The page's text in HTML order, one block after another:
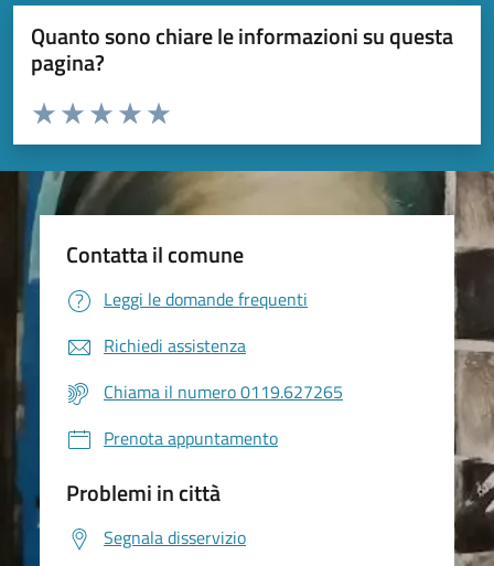
Quanto sono chiare le informazioni su questa
pagina?
Valuta da 1 a 5 stelle la pagina
Valuta 5 stelle su 5
Valuta 4 stelle su 5
Valuta 3 stelle su 5
Valuta 2 stelle su 5
Valuta 1 stelle su 5
Contatta il comune
Leggi le domande frequenti
Richiedi assistenza
Chiama il numero 0119.627265
Prenota appuntamento
Problemi in città
Segnala disservizio